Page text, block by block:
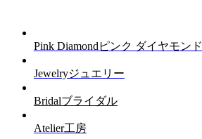
Pink Diamond ピンク ダイヤモンド
Jewelryジュエリー
Bridalブライダル
Atelier工房